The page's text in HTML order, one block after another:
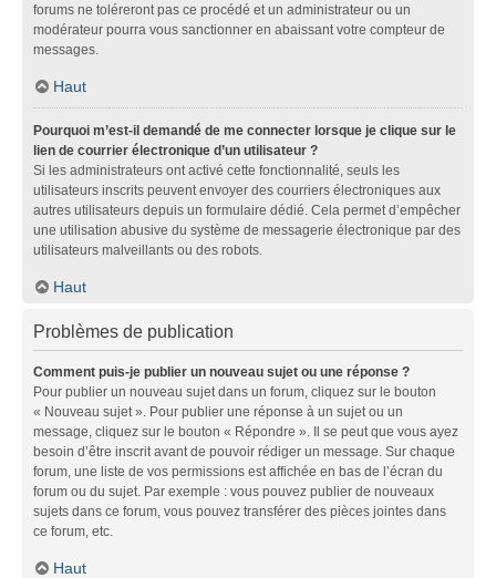
forums ne toléreront pas ce procédé et un administrateur ou un
modérateur pourra vous sanctionner en abaissant votre compteur de
messages.
Haut
Pourquoi m’est-il demandé de me connecter lorsque je clique sur le
lien de courrier électronique d’un utilisateur ?
Si les administrateurs ont activé cette fonctionnalité, seuls les
utilisateurs inscrits peuvent envoyer des courriers électroniques aux
autres utilisateurs depuis un formulaire dédié. Cela permet d’empêcher
une utilisation abusive du système de messagerie électronique par des
utilisateurs malveillants ou des robots.
Haut
Problèmes de publication
Comment puis-je publier un nouveau sujet ou une réponse ?
Pour publier un nouveau sujet dans un forum, cliquez sur le bouton
« Nouveau sujet ». Pour publier une réponse à un sujet ou un
message, cliquez sur le bouton « Répondre ». Il se peut que vous ayez
besoin d’être inscrit avant de pouvoir rédiger un message. Sur chaque
forum, une liste de vos permissions est affichée en bas de l’écran du
forum ou du sujet. Par exemple : vous pouvez publier de nouveaux
sujets dans ce forum, vous pouvez transférer des pièces jointes dans
ce forum, etc.
Haut